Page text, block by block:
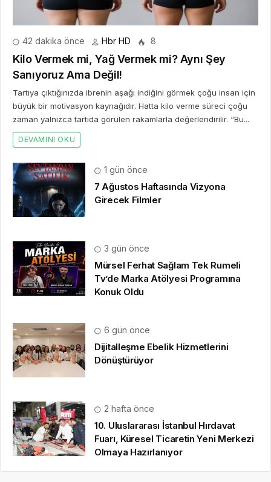
42 dakika önce Hbr HD 8
Kilo Vermek mi, Yağ Vermek mi? Aynı Şey
Sanıyoruz Ama Değil!
Tartıya çıktığınızda ibrenin aşağı indiğini görmek çoğu insan için
büyük bir motivasyon kaynağıdır. Hatta kilo verme süreci çoğu
zaman yalnızca tartıda görülen rakamlarla değerlendirilir. “Bu...
DEVAMINI OKU
1 gün önce
7 Ağustos Haftasında Vizyona
Girecek Filmler
3 gün önce
Mürsel Ferhat Sağlam Tek Rumeli
Tv’de Marka Atölyesi Programına
Konuk Oldu
6 gün önce
Dijitalleşme Ebelik Hizmetlerini
Dönüştürüyor
2 hafta önce
10. Uluslararası İstanbul Hırdavat
Fuarı, Küresel Ticaretin Yeni Merkezi
Olmaya Hazırlanıyor